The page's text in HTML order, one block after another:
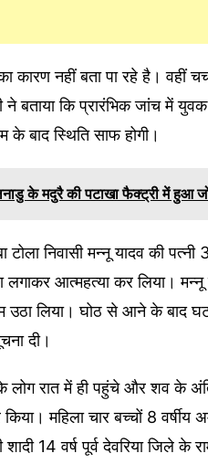
कारण नहीं बता पा रहे है। वहीं
ने बताया कि प्रारंभिक जांच में
के बाद स्थिति साफ होगी।
के मदुरै की पटाखा फैक्ट्री में हुआ
निवासी मन्नू यादव की
लगाकर आत्महत्या कर लिया।
उठा लिया। घोठ से आने के बाद
दी।
लोग रात में ही पहुंचे और शव के
महिला चार बच्चों 8 वर्षीय
14 वर्ष पूर्व देवरिया जिले